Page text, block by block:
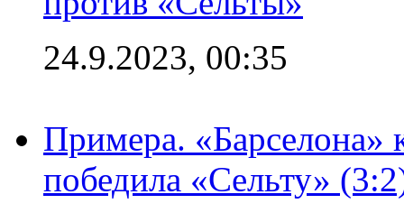
24.9.2023, 00:35
Примера. «Барселона»
победила «Сельту»